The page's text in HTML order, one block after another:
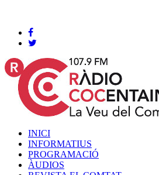
INICI
INFORMATIUS
PROGRAMACIÓ
ÀUDIOS